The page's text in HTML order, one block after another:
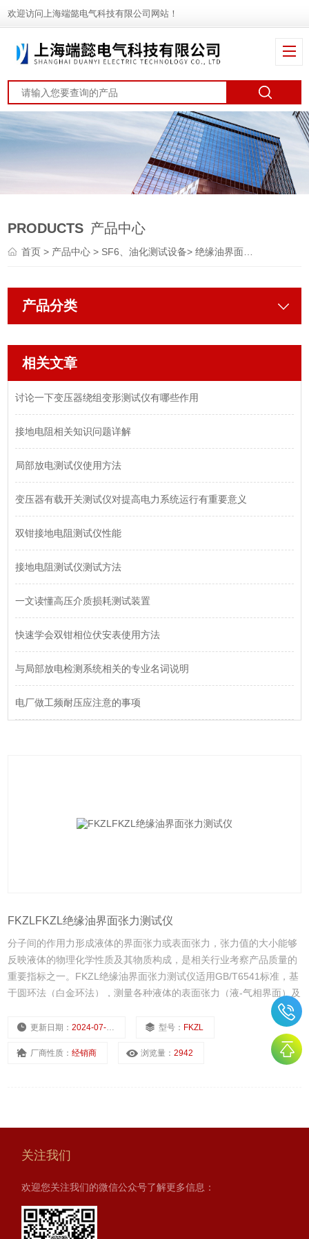
欢迎访问上海端懿电气科技有限公司网站！
PRODUCTS 产品中心
首页> 产品中心> SF6、油化测试设备>绝缘油界面张力测试仪
产品分类
相关文章
讨论一下变压器绕组变形测试仪有哪些作用
接地电阻相关知识问题详解
局部放电测试仪使用方法
变压器有载开关测试仪对提高电力系统运行有重要意义
双钳接地电阻测试仪性能
接地电阻测试仪测试方法
一文读懂高压介质损耗测试装置
快速学会双钳相位伏安表使用方法
与局部放电检测系统相关的专业名词说明
电厂做工频耐压应注意的事项
FKZLFKZL绝缘油界面张力测试仪
分子间的作用力形成液体的界面张力或表面张力，张力值的大小能够
反映液体的物理化学性质及其物质构成，是相关行业考察产品质量的
重要指标之一。FKZL绝缘油界面张力测试仪适用GB/T6541标准，基
于圆环法（白金环法），测量各种液体的表面张力（液-气相界面）及
液体的界面张力（液-液相界面）。此方法具有操作简单，精确度高的
优点而被广泛应用。广泛用于电力、石油、化工、制药、食品，教学
更新日期：2024-07-23 型号： FKZL
厂商性质：经销商 浏览量：2942
关注我们
欢迎您关注我们的微信公众号了解更多信息：